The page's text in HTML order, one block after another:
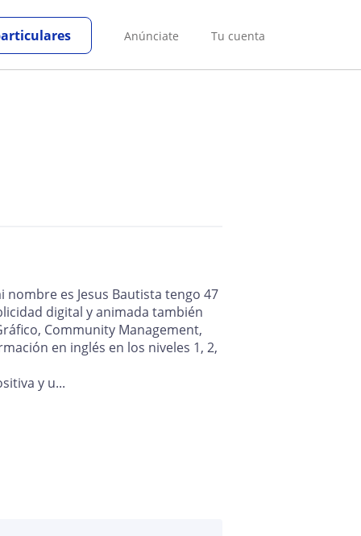
Anúnciate Tu cuenta
es Jesus Bautista tengo 47
digital y animada también
Community Management,
en inglés en los niveles 1, 2,
y u...